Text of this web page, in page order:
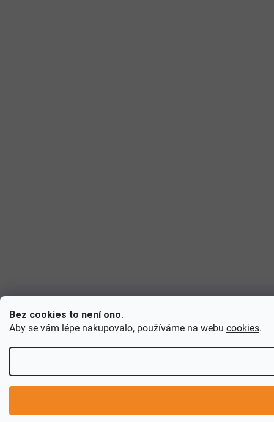
Bez cookies to není ono.
Aby se vám lépe nakupovalo, používáme na webu cookies.